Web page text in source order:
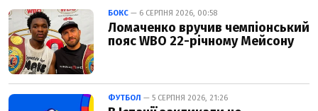
БОКС — 6 СЕРПНЯ 2026, 00:58
Ломаченко вручив чемпіонський
пояс WBO 22-річному Мейсону
ФУТБОЛ — 5 СЕРПНЯ 2026, 21:26